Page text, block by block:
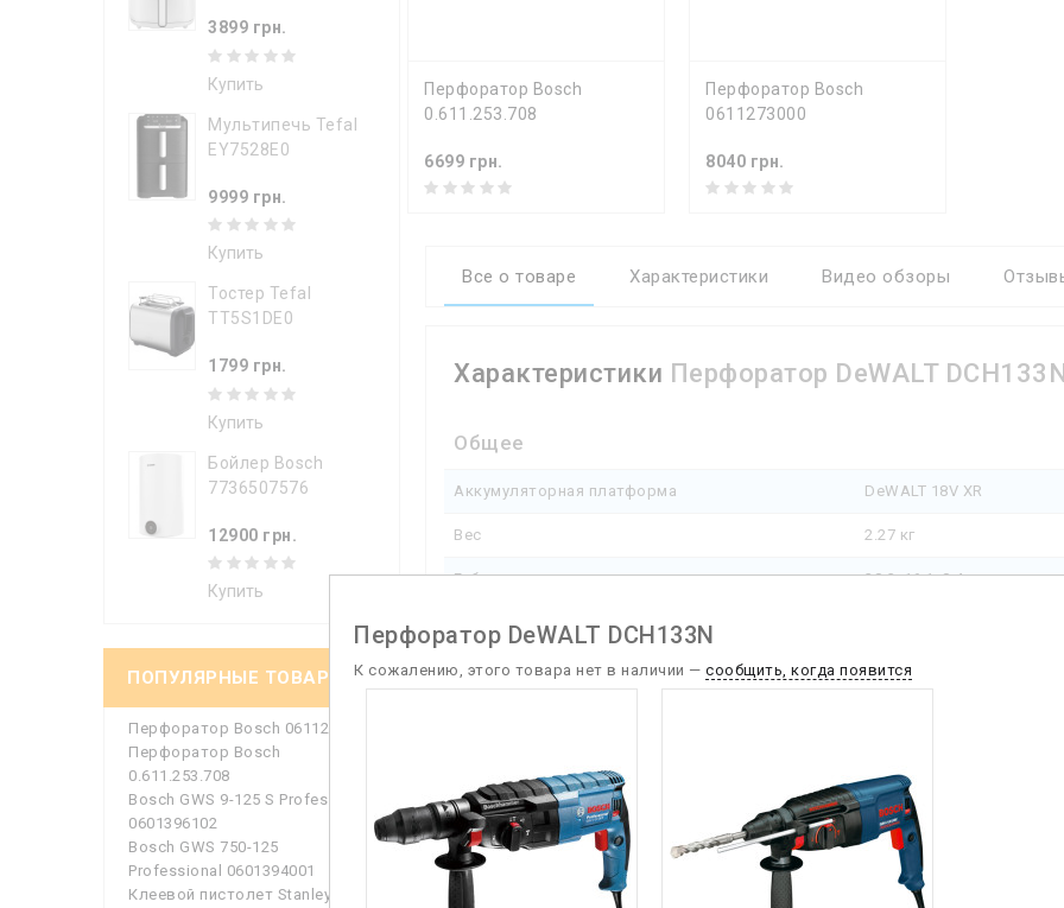
Перфоратор DeWALT DCH133N
К сожалению, этого товара нет в наличии — сообщить, когда появится
3899 грн.
Купить
Мультипечь Tefal
EY7528E0
9999 грн.
Купить
Тостер Tefal
TT5S1DE0
1799 грн.
Купить
Бойлер Bosch
7736507576
12900 грн.
Купить
ПОПУЛЯРНЫЕ ТОВАРЫ
Перфоратор Bosch 0611273000
Перфоратор Bosch
0.611.253.708
Bosch GWS 9-125 S Professional
0601396102
Bosch GWS 750-125
Professional 0601394001
Клеевой пистолет Stanley
КУПИТЬ
Перфоратор Bosch
0.611.253.708
6699 грн.
КУПИТЬ
Перфоратор Bosch
0611273000
8040 грн.
Все о товаре Характеристики Видео обзоры
Характеристики Перфоратор DeWALT
Общее
Аккумуляторная платформа DeWALT 18V XR
Вес 2.27 кг
Габариты 38.3x16.1x8.4 см
Источник питания
Комплектация
дополнительная
устройства
Макс. ⌀ сверления бетона 26 мм
Макс. ⌀ сверления дерева 30 мм
Макс. ⌀ сверления коронкой 50 мм